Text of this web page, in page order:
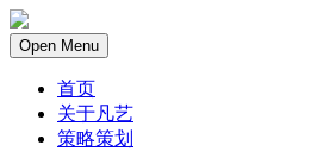
Open Menu
首页
关于凡艺
策略策划